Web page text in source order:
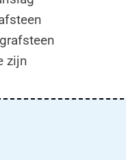
zijn